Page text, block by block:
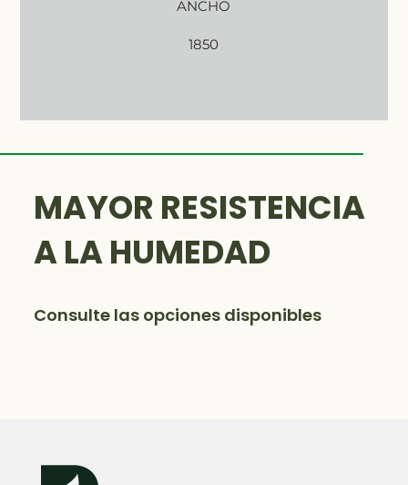
ANCHO
1850
MAYOR RESISTENCIA
A LA HUMEDAD
Consulte las opciones disponibles